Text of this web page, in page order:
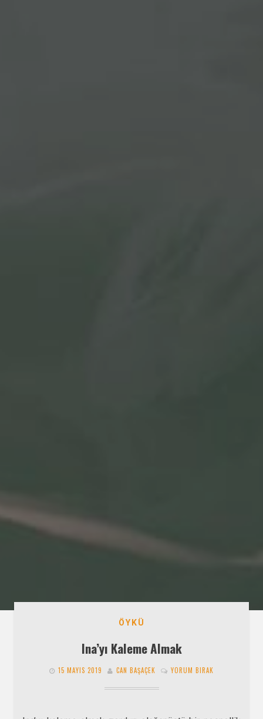
ÖYKÜ
Ina’yı Kaleme Almak
15 MAYIS 2019 CAN BAŞAÇEK YORUM BIRAK